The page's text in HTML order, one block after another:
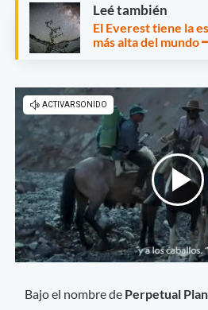
Leé también
El Everest tiene la
más alta del mundo
Bajo el nombre de Perpetual